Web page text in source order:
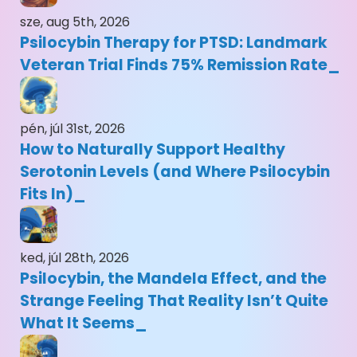
sze, aug 5th, 2026
Psilocybin Therapy for PTSD: Landmark
Veteran Trial Finds 75% Remission Rate
pén, júl 31st, 2026
How to Naturally Support Healthy
Serotonin Levels (and Where Psilocybin
Fits In)
ked, júl 28th, 2026
Psilocybin, the Mandela Effect, and the
Strange Feeling That Reality Isn’t Quite
What It Seems